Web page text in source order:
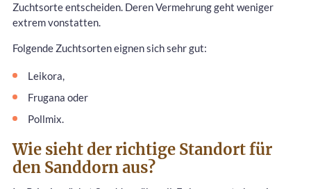
Zuchtsorte entscheiden. Deren Vermehrung geht weniger
extrem vonstatten.
Folgende Zuchtsorten eignen sich sehr gut:
Leikora,
Frugana oder
Pollmix.
Wie sieht der richtige Standort für
den Sanddorn aus?